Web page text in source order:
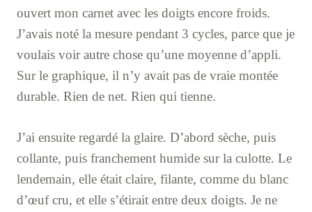
ouvert mon carnet avec les doigts encore froids.
J’avais noté la mesure pendant 3 cycles, parce que je
voulais voir autre chose qu’une moyenne d’appli.
Sur le graphique, il n’y avait pas de vraie montée
durable. Rien de net. Rien qui tienne.
J’ai ensuite regardé la glaire. D’abord sèche, puis
collante, puis franchement humide sur la culotte. Le
lendemain, elle était claire, filante, comme du blanc
d’œuf cru, et elle s’étirait entre deux doigts. Je ne